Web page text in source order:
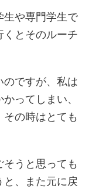
生や専門学生で
とそのルーチ
のですが、私は
ってしまい、
の時はとても
うと思っても
、また元に戻